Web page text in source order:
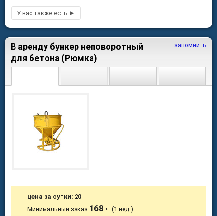
запомнить
В аренду бункер неповоротный
для бетона (Рюмка)
цена за сутки: 20
Минимальный заказ 168ч. (1 нед.)